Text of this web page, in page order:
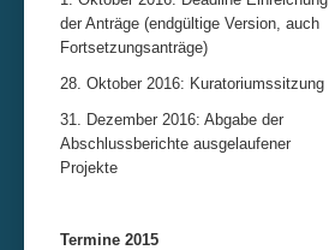
der Anträge (endgültige Version, auch
Fortsetzungsanträge)
28. Oktober 2016: Kuratoriumssitzung
31. Dezember 2016: Abgabe der
Abschlussberichte ausgelaufener
Projekte
Termine 2015